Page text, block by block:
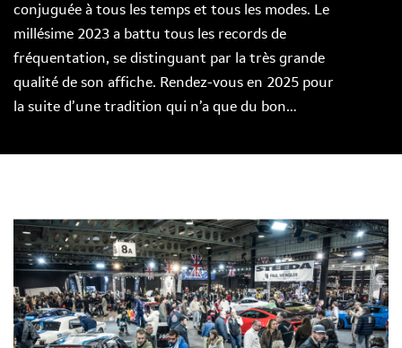
conjuguée à tous les temps et tous les modes. Le
millésime 2023 a battu tous les records de
fréquentation, se distinguant par la très grande
qualité de son affiche. Rendez-vous en 2025 pour
la suite d’une tradition qui n’a que du bon…